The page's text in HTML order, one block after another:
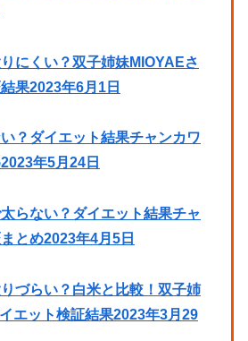
にくい？双子姉妹MIOYAEさ
果2023年6月1日
？ダイエット結果チャンカワ
年5月24日
らない？ダイエット結果チャ
とめ2023年4月5日
づらい？白米と比較！双子姉
エット検証結果2023年3月29